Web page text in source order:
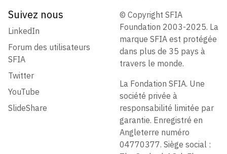
Suivez nous
LinkedIn
Forum des utilisateurs
SFIA
Twitter
YouTube
SlideShare
© Copyright SFIA
Foundation 2003-2025. La
marque SFIA est protégée
dans plus de 35 pays à
travers le monde.
La Fondation SFIA. Une
société privée à
responsabilité limitée par
garantie. Enregistré en
Angleterre numéro
04770377. Siège social :